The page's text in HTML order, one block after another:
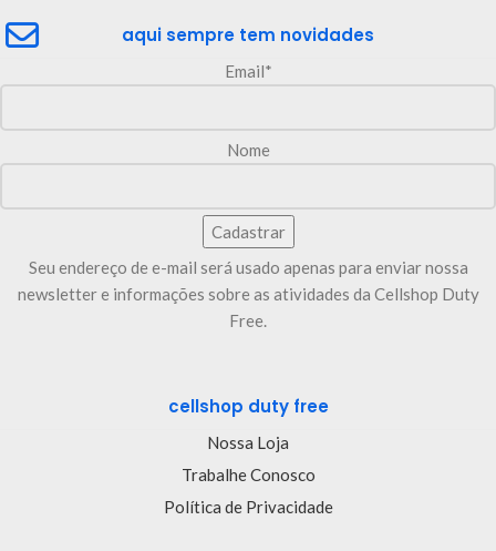
aqui sempre tem novidades
Email*
Nome
Seu endereço de e-mail será usado apenas para enviar nossa
newsletter e informações sobre as atividades da Cellshop Duty
Free.
cellshop duty free
Nossa Loja
Trabalhe Conosco
Política de Privacidade